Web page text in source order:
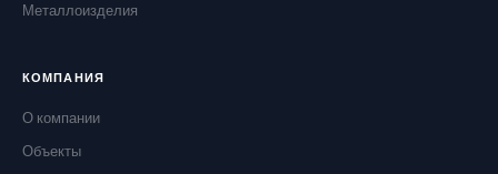
Металлоизделия
КОМПАНИЯ
О компании
Объекты